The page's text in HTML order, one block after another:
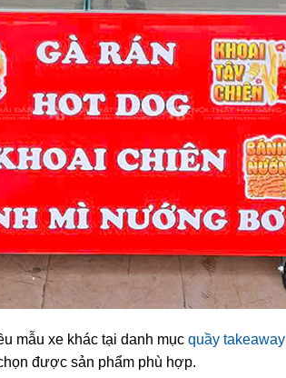
mẫu xe khác tại danh mục quầy
được sản phẩm phù hợp.